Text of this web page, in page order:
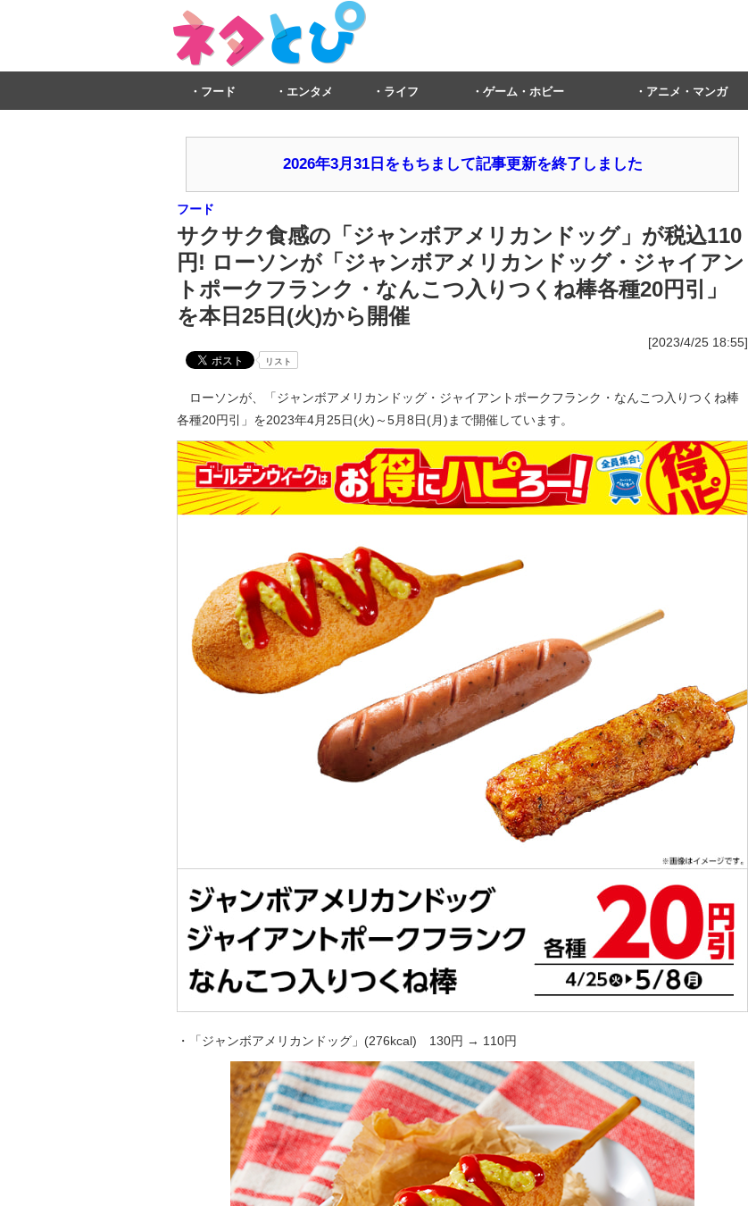
フード エンタメ ライフ ゲーム・ホビー アニメ・マンガ
2026年3月31日をもちまして記事更新を終了しました
フード
サクサク食感の「ジャンボアメリカンドッグ」が税込110
円! ローソンが「ジャンボアメリカンドッグ・ジャイアン
トポークフランク・なんこつ入りつくね棒各種20円引」
を本日25日(火)から開催
[2023/4/25 18:55]
リスト
ローソンが、「ジャンボアメリカンドッグ・ジャイアントポークフランク・なんこつ入りつくね棒
各種20円引」を2023年4月25日(火)～5月8日(月)まで開催しています。
・「ジャンボアメリカンドッグ」(276kcal) 130円 → 110円